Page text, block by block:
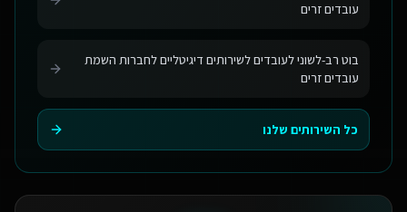
עובדים זרים
בוט רב-לשוני לעובדים לשירותים דיגיטליים לחברות השמת
עובדים זרים
כל השירותים שלנו